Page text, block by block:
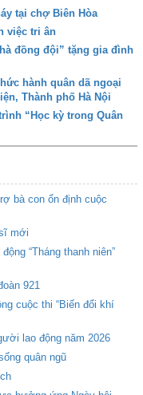
tại chợ Biên Hòa
việc tri ân
đồng đội” tặng gia đình
hành quân dã ngoại
Thành phố Hà Nội
“Học kỳ trong Quân
bà con ổn định cuộc
mới
“Tháng thanh niên”
921
cuộc thi “Biến đổi khí
lao động năm 2026
quân ngũ